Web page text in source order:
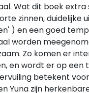
Wat dit boek extra
zinnen, duidelijke
) en een goed
worden
Zo komen er
en wordt er op een
betekent
Yuna zijn